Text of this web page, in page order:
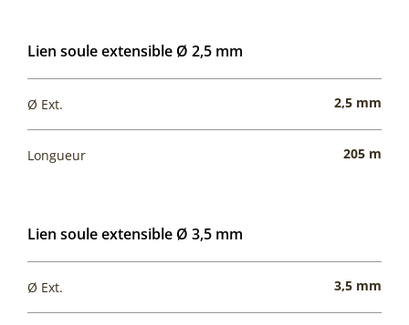
Lien soule extensible Ø 2,5 mm
Ø Ext. 2,5 mm
Longueur 205 m
Lien soule extensible Ø 3,5 mm
Ø Ext. 3,5 mm